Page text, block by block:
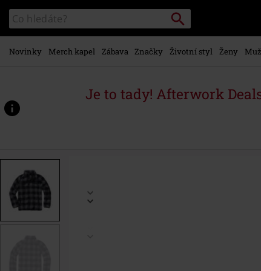
hlavnímu
obsahu
Katalog
vyhledávání
Vyhledávání
Novinky Merch kapel Zábava Značky Životní styl Ženy
Je to tady! Afterwork
www.emp-
p/fl%C3%ADsov%C3%A1-
575425.html